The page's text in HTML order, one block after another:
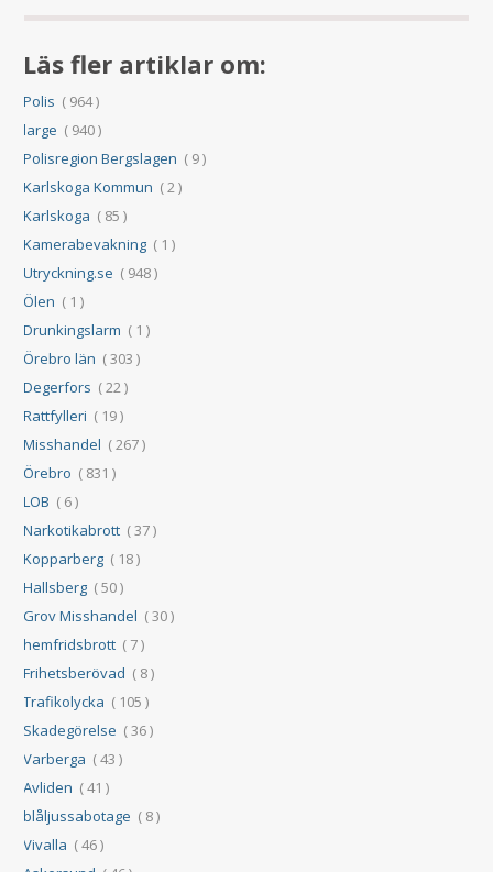
Läs fler artiklar om:
Polis ( 964 )
large ( 940 )
Polisregion Bergslagen ( 9 )
Karlskoga Kommun ( 2 )
Karlskoga ( 85 )
Kamerabevakning ( 1 )
Utryckning.se ( 948 )
Ölen ( 1 )
Drunkingslarm ( 1 )
Örebro län ( 303 )
Degerfors ( 22 )
Rattfylleri ( 19 )
Misshandel ( 267 )
Örebro ( 831 )
LOB ( 6 )
Narkotikabrott ( 37 )
Kopparberg ( 18 )
Hallsberg ( 50 )
Grov Misshandel ( 30 )
hemfridsbrott ( 7 )
Frihetsberövad ( 8 )
Trafikolycka ( 105 )
Skadegörelse ( 36 )
Varberga ( 43 )
Avliden ( 41 )
blåljussabotage ( 8 )
Vivalla ( 46 )